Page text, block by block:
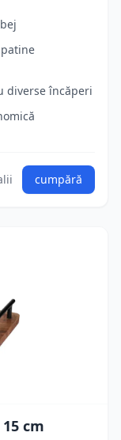
diverse încăperi
cumpără
cm